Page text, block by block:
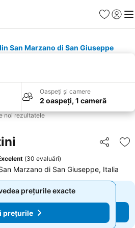
Favorite
San Marzano di San Giuseppe
Oaspeți și camere
2 oaspeți, 1 cameră
noi rezultatele
Distribuiți
(30 evaluări)
Marzano di San Giuseppe, Italia
prețurile exacte
prețurile
prețurile exacte
prețurile